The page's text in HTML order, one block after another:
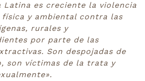
Latina es creciente la violencia
física y ambiental contra las
rurales y
por parte de las
Son despojadas de
son víctimas de la trata y